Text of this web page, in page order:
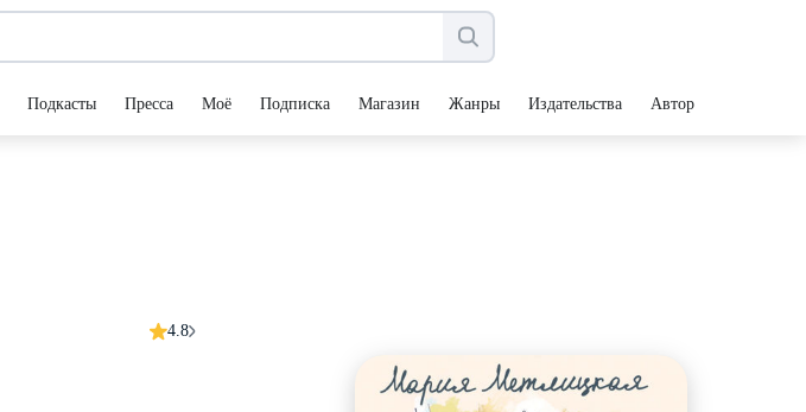
Подкасты Пресса Моё Подписка Магазин Жанры Издательства Авторы
4.8